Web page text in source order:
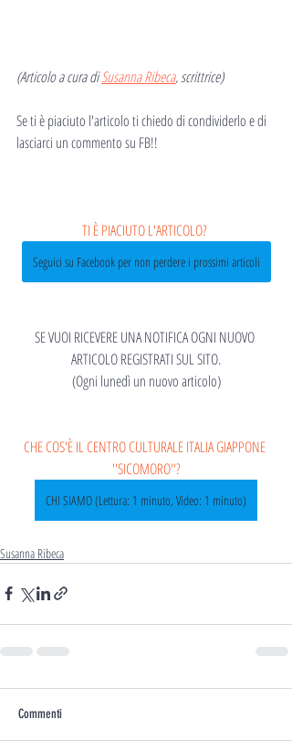
(Articolo a cura di Susanna Ribeca, scrittrice)
Se ti è piaciuto l'articolo ti chiedo di condividerlo e di
lasciarci un commento su FB!!
TI È PIACIUTO L'ARTICOLO?
Seguici su Facebook per non perdere i prossimi articoli
SE VUOI RICEVERE UNA NOTIFICA OGNI NUOVO
ARTICOLO REGISTRATI SUL SITO.
(Ogni lunedì un nuovo articolo)
CHE COS'È IL CENTRO CULTURALE ITALIA GIAPPONE
''SICOMORO''?
CHI SIAMO (Lettura: 1 minuto, Video: 1 minuto)
Susanna Ribeca
Commenti